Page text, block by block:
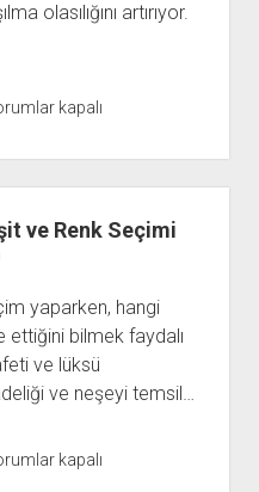
olasılığını artırıyor.
kapalı
ve Renk Seçimi
yaparken, hangi
ettiğini bilmek faydalı
ve lüksü
ve neşeyi temsil…
kapalı